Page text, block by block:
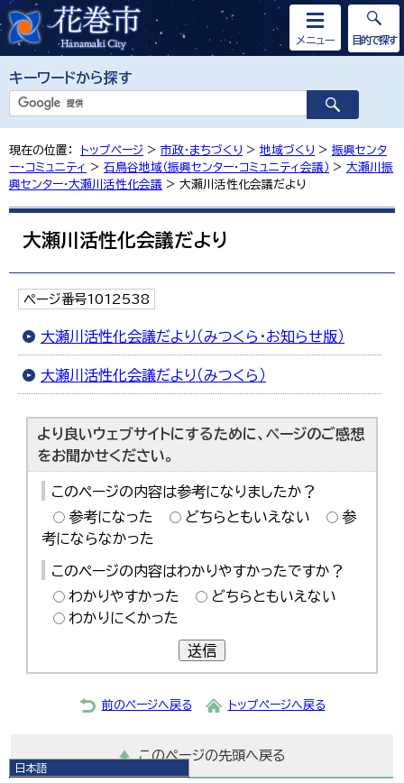
キーワードから探す
メニュー
日本語
目的で探す
現在の位置： トップページ > 市政・まちづくり > 地域づくり > 振興センタ
ー・コミュニティ > 石鳥谷地域（振興センター・コミュニティ会議） > 大瀬川振
興センター・大瀬川活性化会議 > 大瀬川活性化会議だより
大瀬川活性化会議だより
ページ番号1012538
大瀬川活性化会議だより（みつくら・お知らせ版）
大瀬川活性化会議だより（みつくら）
より良いウェブサイトにするために、ページのご感想
をお聞かせください。
このページの内容は参考になりましたか？
参考になった
どちらともいえない
参
考にならなかった
このページの内容はわかりやすかったですか？
わかりやすかった
どちらともいえない
わかりにくかった
送信
前のページへ戻る トップページへ戻る
このページの先頭へ戻る